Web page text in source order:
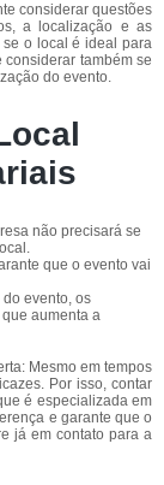
considerar questões
a localização e as
se o local é ideal para
também se
do evento.
não precisará se
que o evento vai
evento, os
aumenta a
Mesmo em tempos
Por isso, contar
é especializada em
e garante que o
já em contato para a